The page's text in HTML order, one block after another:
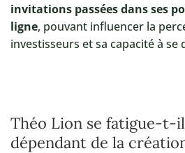
invitations passées dans ses
ligne, pouvant influencer la
investisseurs et sa capacité à se
Théo Lion se fatigue-t-
dépendant de la